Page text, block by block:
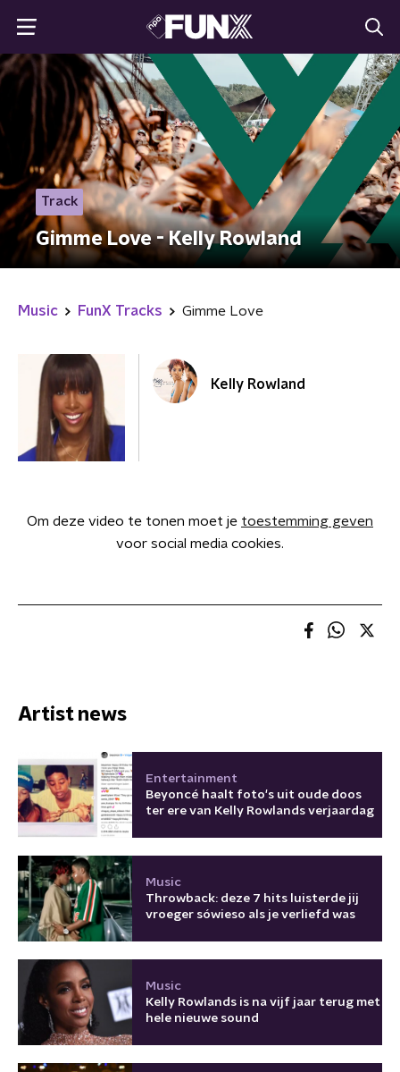
Track
Gimme Love - Kelly Rowland
Music FunX Tracks Gimme Love
Kelly Rowland
Om deze video te tonen moet je toestemming geven
voor social media cookies.
Artist news
Entertainment
Beyoncé haalt foto's uit oude doos
ter ere van Kelly Rowlands verjaardag
Music
Throwback: deze 7 hits luisterde jij
vroeger sówieso als je verliefd was
Music
Kelly Rowlands is na vijf jaar terug met
hele nieuwe sound